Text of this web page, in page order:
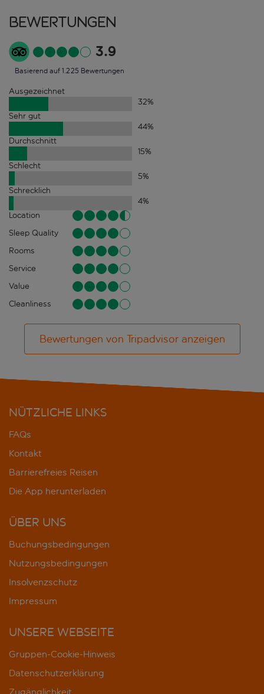
Bewertungen
3.9
Basierend auf 1.225 Bewertungen
Ausgezeichnet
32%
Sehr gut
44%
Durchschnitt
15%
Schlecht
5%
Schrecklich
4%
Location
Sleep Quality
Rooms
Service
Value
Cleanliness
Bewertungen von Tripadvisor anzeigen
NÜTZLICHE LINKS
FAQs
Kontakt
Barrierefreies Reisen
Die App herunterladen
ÜBER UNS
Buchungsbedingungen
Nutzungsbedingungen
Insolvenzschutz
Impressum
UNSERE WEBSEITE
Gruppen-Cookie-Hinweis
Datenschutzerklärung